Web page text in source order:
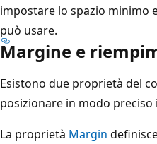
impostare lo spazio minimo
può usare.
Margine e
Esistono due proprietà del
posizionare in modo preciso
La proprietà Margin